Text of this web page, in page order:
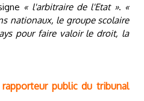
« l'arbitraire de l'Etat ». «
nationaux, le groupe scolaire
pour faire valoir le droit, la
public du tribunal